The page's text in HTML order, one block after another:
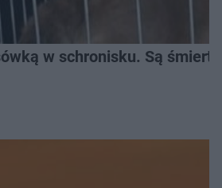
w schronisku. Są